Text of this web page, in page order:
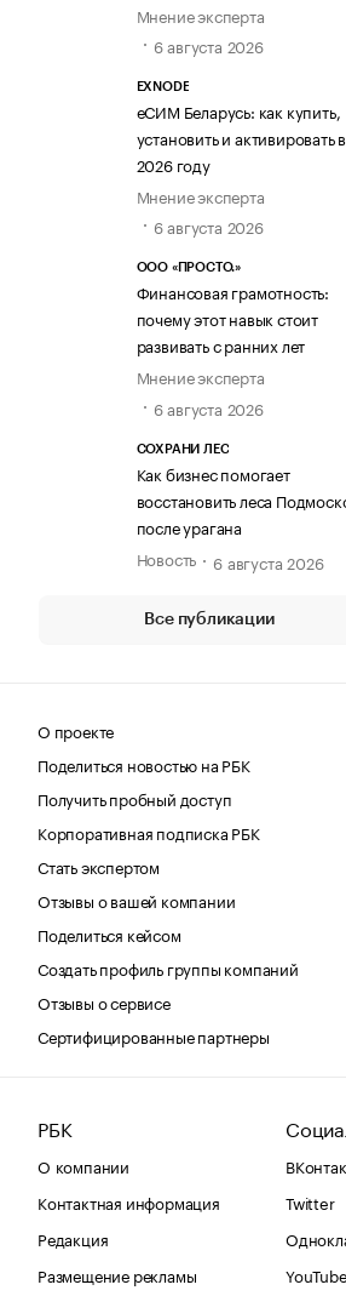
Мнение эксперта
6 августа 2026
EXNODE
еСИМ Беларусь: как купить,
установить и активировать в
2026 году
Мнение эксперта
6 августа 2026
ООО «ПРОСТО.»
Финансовая грамотность:
почему этот навык стоит
развивать с ранних лет
Мнение эксперта
6 августа 2026
СОХРАНИ ЛЕС
Как бизнес помогает
восстановить леса
после урагана
Новость
6 августа 2026
Все публикации
О проекте
Поделиться новостью на РБК
Получить пробный доступ
Корпоративная подписка РБК
Стать экспертом
Отзывы о вашей компании
Поделиться кейсом
Создать профиль группы компаний
Отзывы о сервисе
Сертифицированные партнеры
РБК
О компании
Контактная информация
Редакция
Размещение рекламы
Twitter
YouTube